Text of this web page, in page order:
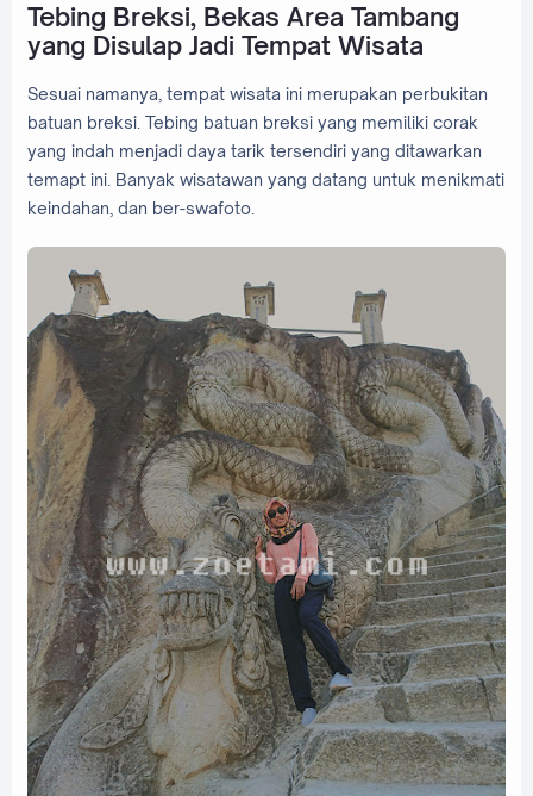
Tebing Breksi, Bekas Area Tambang
yang Disulap Jadi Tempat Wisata
Sesuai namanya, tempat wisata ini merupakan perbukitan
batuan breksi. Tebing batuan breksi yang memiliki corak
yang indah menjadi daya tarik tersendiri yang ditawarkan
temapt ini. Banyak wisatawan yang datang untuk menikmati
keindahan, dan ber-swafoto.